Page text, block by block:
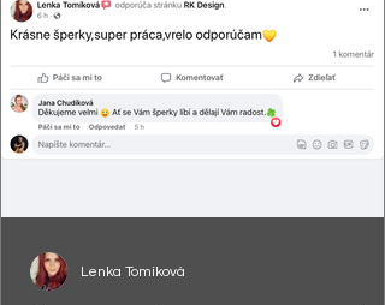
Lenka Tomíková